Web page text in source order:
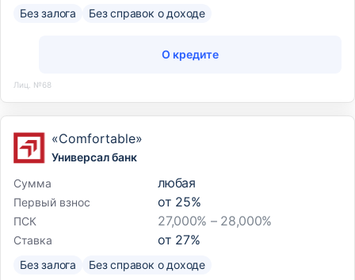
Без залога Без справок о доходе
О кредите
Лиц. №68
«Comfortable»
Универсал банк
Сумма
любая
Первый взнос от 25%
ПСК 27,000% – 28,000%
Ставка от 27%
Без залога Без справок о доходе